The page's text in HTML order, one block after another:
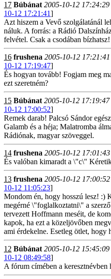
17 Búbánat 2005-10-12 17:24:29
10-12 17:21:41]
Azt hiszem a Vevő szolgálatánál
náluk. A forrás: a Rádió
felvétel. Csak a csodában bízhatsz!
16 frushena 2005-10-12 17:21:41
10-12 17:19:47]
És hogyan tovább! Fogjam meg
ezt szeretném?
15 Búbánat 2005-10-12 17:19:47
10-12 17:00:52]
Remek darab! Palcsó Sándor
Galamb és a héja; Malatromba
Rádiónak, magyar szöveggel.
14 frushena 2005-10-12 17:01:43
És valóban kimaradt a \"c\"
13 frushena 2005-10-12 17:00:52
10-12 11:05:23]
Mondom én, hogy hosszú lesz! :)
megérné \"foglalkoztatni\" a
tervezett Hoffmann meséit, de
kapok, ha ezt a közeljövőben
ami érdekelne. Esetleg ötlet, hogy
12 Búbánat 2005-10-12 15:45:09
10-12 08:49:58]
A fórum címében a